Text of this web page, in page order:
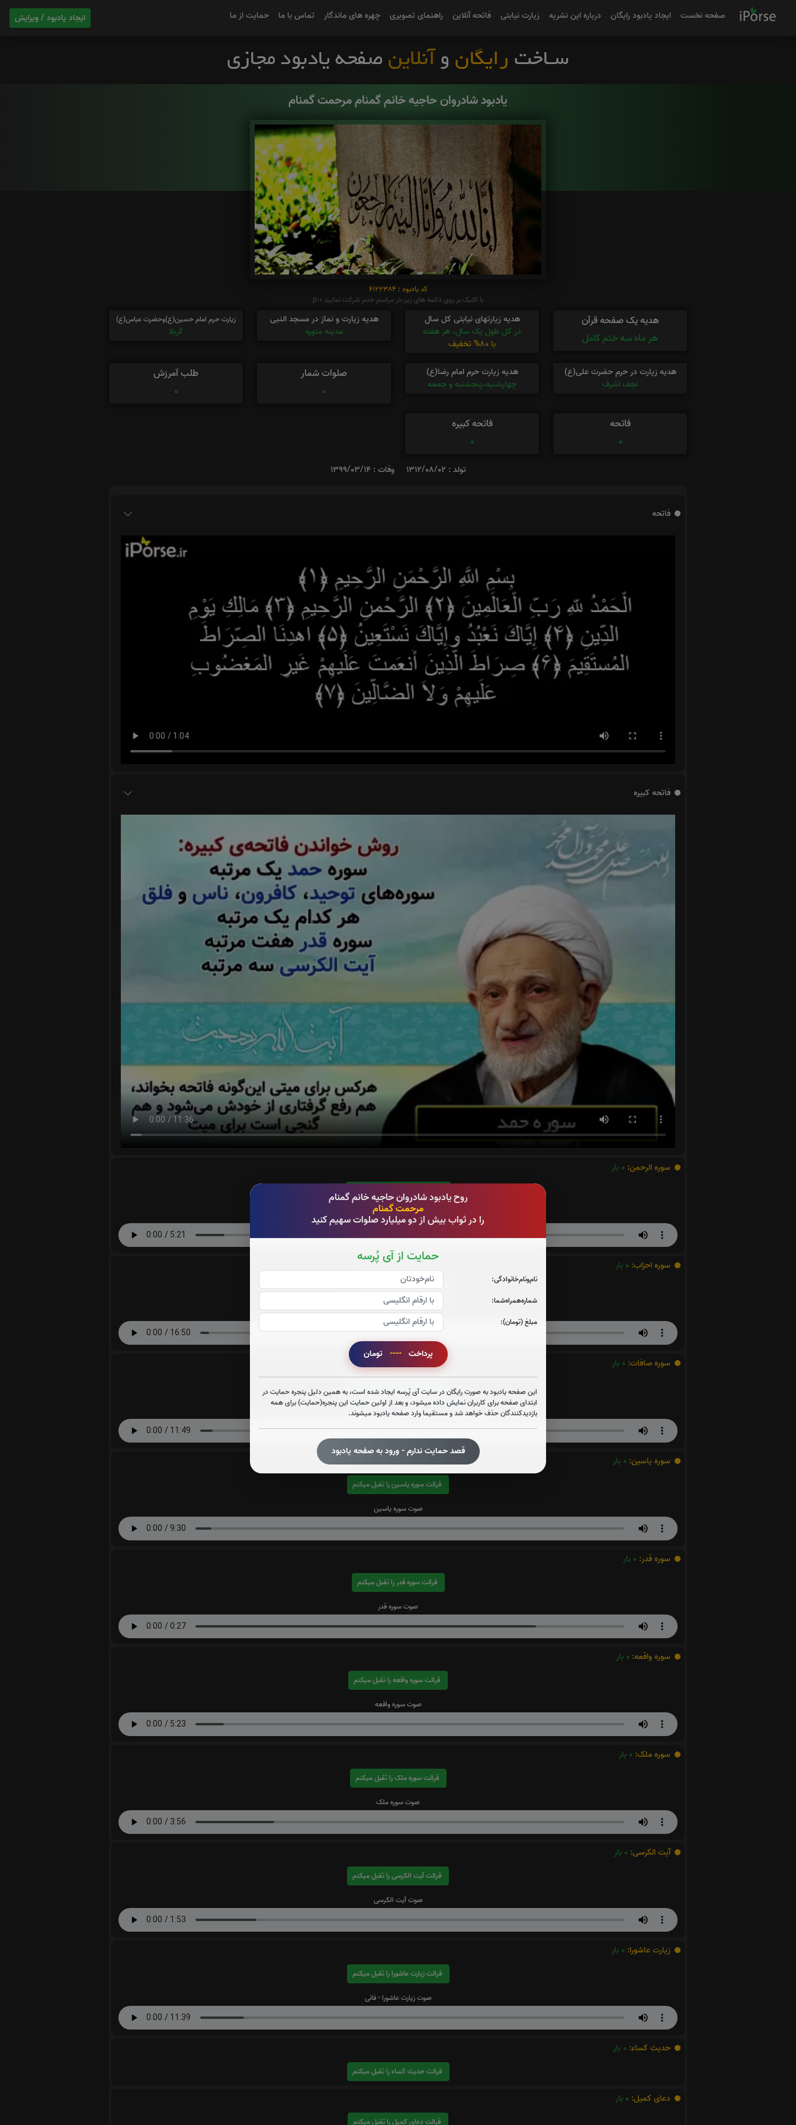
ایجاد یادبود / ویرایش صفحه نخست ایجاد یادبود رایگان درباره این نشریه زیارت نیابتی فاتحه آنلاین راهنمای تصویری چهره های ماندگار تماس با ما حمایت از ما
روح یادبود شادروان حاجیه خانم گمنام
مرحمت گمنام
را در ثواب بیش از دو میلیارد صلوات سهیم کنید
حمایت از آی پُرسه
نام‌و‌نام‌خانوادگی:
شماره‌همراه‌شما:
مبلغ (تومان):
پرداخت ---- تومان
این صفحه یادبود به صورت رایگان در سایت آی پُرسه ایجاد شده است، به همین دلیل پنجره حمایت در
ابتدای صفحه برای کاربران نمایش داده میشود، و بعد از اولین حمایت این پنجره(حمایت) برای همه
بازدیدکنندگان حذف خواهد شد و مستقیما وارد صفحه یادبود میشوند.
قصد حمایت ندارم - ورود به صفحه یادبود
یادبود شادروان حاجیه خانم گمنام مرحمت گمنام
کد یادبود : 6122384
با کلیک بر روی دکمه های زیر،در مراسم ختم شرکت نمایید p:0
هدیه یک صفحه قرآن
هر ماه سه ختم کامل
هدیه زیارتهای نیابتی کل سال
در کل طول یک سال، هر هفته
با 80% تخفیف
هدیه زیارت و نماز در مسجد النبی
مدینه منوره
زیارت حرم امام حسین(ع)وحضرت عباس(ع)
کربلا
هدیه زیارت در حرم حضرت علی(ع)
نجف اشرف
هدیه زیارت حرم امام رضا(ع)
چهارشنبه،پنجشنبه و جمعه
صلوات شمار
0
طلب آمرزش
0
فاتحه
0
فاتحه کبیره
0
تولد : 1312/08/02 وفات : 1399/03/14
فاتحه
فاتحه کبیره
سوره الرحمن: 0 بار
صوت سوره الرحمن
سوره احزاب: 0 بار
قرائت سوره احزاب را تقبل میکنم
صوت سوره احزاب
سوره صافات: 0 بار
صوت سوره صافات
سوره یاسین: 0 بار
قرائت سوره یاسین را تقبل میکنم
صوت سوره یاسین
سوره قدر: 0 بار
قرائت سوره قدر را تقبل میکنم
صوت سوره قدر
سوره واقعه: 0 بار
قرائت سوره واقعه را تقبل میکنم
صوت سوره واقعه
سوره ملک: 0 بار
قرائت سوره ملک را تقبل میکنم
صوت سوره ملک
آیت الکرسی: 0 بار
قرائت آیت الکرسی را تقبل میکنم
صوت آیت الکرسی
زیارت عاشورا: 0 بار
قرائت زیارت عاشورا را تقبل میکنم
صوت زیارت عاشورا - فانی
حدیث کساء: 0 بار
قرائت حدیث کساء را تقبل میکنم
دعای کمیل: 0 بار
قرائت دعای کمیل را تقبل میکنم